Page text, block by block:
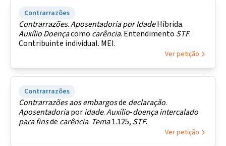
Contrarrazões
Contrarrazões.Aposentadoria por IdadeHíbrida.
AuxílioDoençacomo carência. Entendimento STF.
Contribuinte individual. MEI.
Ver petição
Contrarrazões
Contrarrazõesaosembargosde declaração.
Aposentadoriaporidade.Auxílio-doençaintercalado
parafinsde carência. Tema1.125, STF.
Ver petição